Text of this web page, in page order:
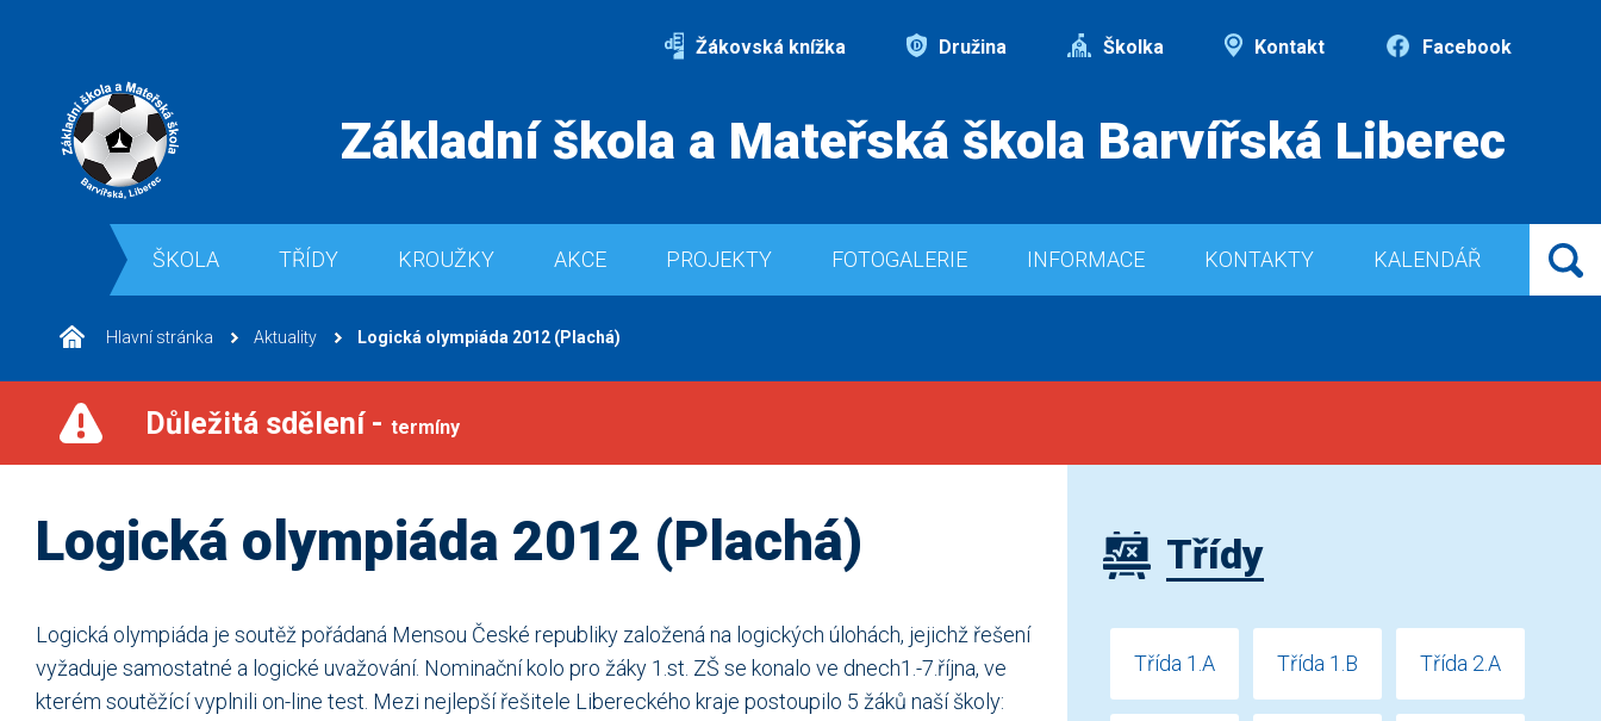
Žákovská knížka Družina Školka Kontakt Facebook
Základní škola a Mateřská škola Barvířská Liberec
ŠKOLA TŘÍDY KROUŽKY AKCE PROJEKTY FOTOGALERIE INFORMACE KONTAKTY KALENDÁŘ
Hlavní stránka Aktuality Logická olympiáda 2012 (Plachá)
Důležitá sdělení - termíny
Logická olympiáda 2012 (Plachá)
Logická olympiáda je soutěž pořádaná Mensou České republiky založená na logických úlohách, jejichž řešení
vyžaduje samostatné a logické uvažování. Nominační kolo pro žáky 1.st. ZŠ se konalo ve dnech1.-7.října, ve
kterém soutěžící vyplnili on-line test. Mezi nejlepší řešitele Libereckého kraje postoupilo 5 žáků naší školy:
Třídy
Třída 1.A Třída 1.B Třída 2.A